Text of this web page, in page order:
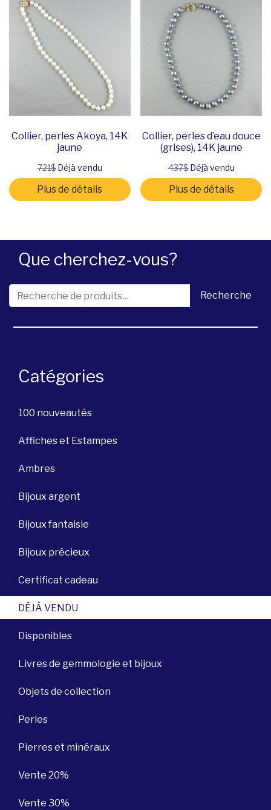
Que cherchez-vous?
Recherche pour : Recherche
Catégories
100 nouveautés
Affiches et Estampes
Ambres
Bijoux argent
Bijoux fantaisie
Bijoux précieux
Certificat cadeau
DÉJÀ VENDU
Disponibles
Livres de gemmologie et bijoux
Objets de collection
Perles
Pierres et minéraux
Vente 20%
Vente 30%
Collier, perles Akoya, 14K
jaune
721$Déjà vendu
Plus de détails
Collier, perles d’eau douce
(grises), 14K jaune
437$Déjà vendu
Plus de détails